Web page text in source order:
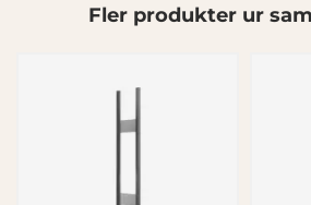
Fler produkter ur